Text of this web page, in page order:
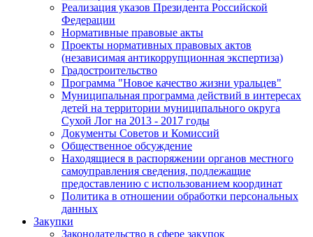
Реализация указов Президента Российской
Федерации
Нормативные правовые акты
Проекты нормативных правовых актов
(независимая антикоррупционная экспертиза)
Градостроительство
Программа "Новое качество жизни уральцев"
Муниципальная программа действий в интересах
детей на территории муниципального округа
Сухой Лог на 2013 - 2017 годы
Документы Советов и Комиссий
Общественное обсуждение
Находящиеся в распоряжении органов местного
самоуправления сведения, подлежащие
предоставлению с использованием координат
Политика в отношении обработки персональных
данных
Закупки
Законодательство в сфере закупок